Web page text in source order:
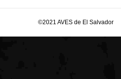
©2021 AVES de El Salvador